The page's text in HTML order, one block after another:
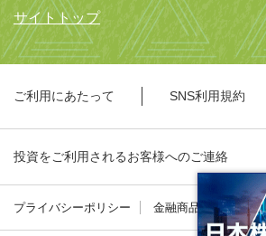
サイトトップ
ご利用にあたって SNS利用規約
投資をご利用されるお客様へのご連絡
プライバシーポリシー 金融商品勧誘方針